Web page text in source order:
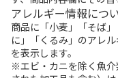
アレルギー情報につ
商品に「小麦」「そば
に」「くるみ」のアレ
を表示します。
※エビ・カニを除く魚